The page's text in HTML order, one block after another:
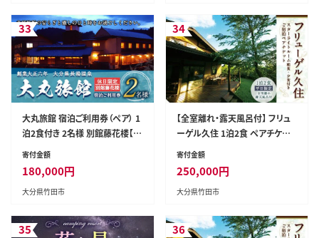
33
大丸旅館 宿泊ご利用券（ペア） 1
泊2食付き 2名様 別館藤花楼【休
日】
寄付金額
180,000円
大分県竹田市
34
【全室離れ・露天風呂付】 フリュ
ーゲル久住 1泊2食 ペアチケット
スターライトルーム （平日限定）
寄付金額
250,000円
大分県竹田市
35 36